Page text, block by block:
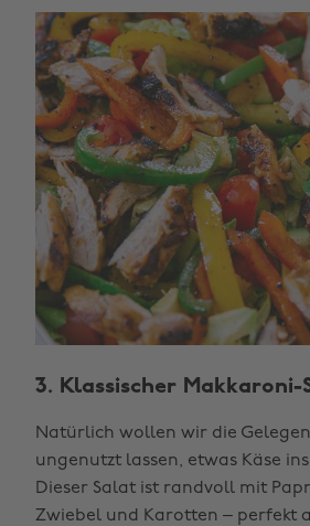
3. Klassischer Makkaroni-
Natürlich wollen wir die
ungenutzt lassen, etwas Käse
Dieser Salat ist randvoll mit
Zwiebel und Karotten – perfekt